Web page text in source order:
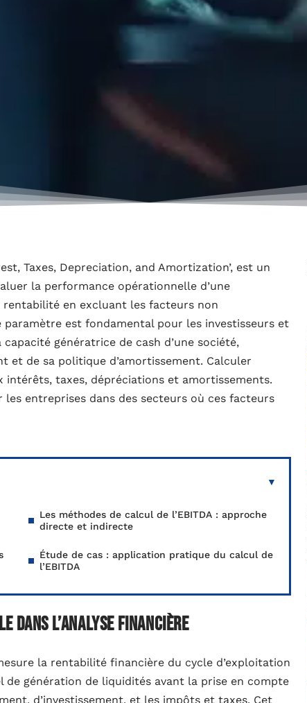
Taxes, Depreciation, and Amortization’, est un
la performance opérationnelle d’une
en excluant les facteurs non
est fondamental pour les investisseurs et
génératrice de cash d’une société,
et de sa politique d’amortissement. Calculer
intérêts, taxes, dépréciations et amortissements.
entreprises dans des secteurs où ces facteurs
Les méthodes de calcul de l’EBITDA : approche
directe et indirecte
Étude de cas : application pratique du calcul de
l’EBITDA
dans l’analyse financière
la rentabilité financière du cycle d’exploitation
de génération de liquidités avant la prise en compte
d’investissement, et les impôts et taxes. Cet